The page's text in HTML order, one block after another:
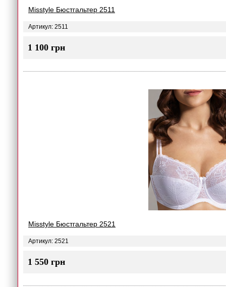
Misstyle Бюстгальтер 2511
Артикул: 2511
1 100 грн
Misstyle Бюстгальтер 2521
Артикул: 2521
1 550 грн